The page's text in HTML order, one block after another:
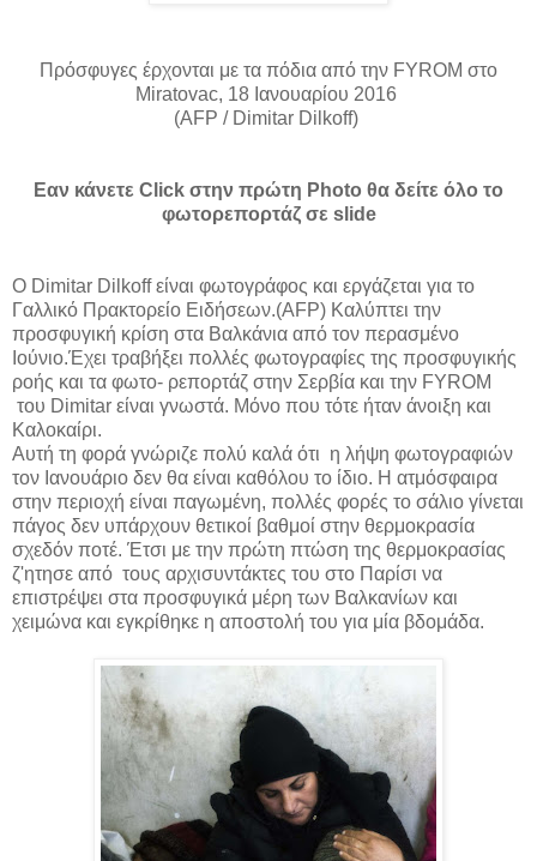
Πρόσφυγες έρχονται με τα πόδια από την FYROM στο
Miratovac, 18 Ιανουαρίου 2016
(AFP / Dimitar Dilkoff)
Εαν κάνετε Click στην πρώτη Photo θα δείτε όλο το
φωτορεπορτάζ σε slide
Ο Dimitar Dilkoff είναι φωτογράφος και εργάζεται για το
Γαλλικό Πρακτορείο Ειδήσεων.(AFP) Καλύπτει την
προσφυγική κρίση στα Βαλκάνια από τον περασμένο
Ιούνιο.Έχει τραβήξει πολλές φωτογραφίες της προσφυγικής
ροής και τα φωτο- ρεπορτάζ στην Σερβία και την FYROM
του Dimitar είναι γνωστά. Μόνο που τότε ήταν άνοιξη και
Καλοκαίρι.
Αυτή τη φορά γνώριζε πολύ καλά ότι η λήψη φωτογραφιών
τον Ιανουάριο δεν θα είναι καθόλου το ίδιο. Η ατμόσφαιρα
στην περιοχή είναι παγωμένη, πολλές φορές το σάλιο γίνεται
πάγος δεν υπάρχουν θετικοί βαθμοί στην θερμοκρασία
σχεδόν ποτέ. Έτσι με την πρώτη πτώση της θερμοκρασίας
ζ'ητησε από τους αρχισυντάκτες του στο Παρίσι να
επιστρέψει στα προσφυγικά μέρη των Βαλκανίων και
χειμώνα και εγκρίθηκε η αποστολή του για μία βδομάδα.